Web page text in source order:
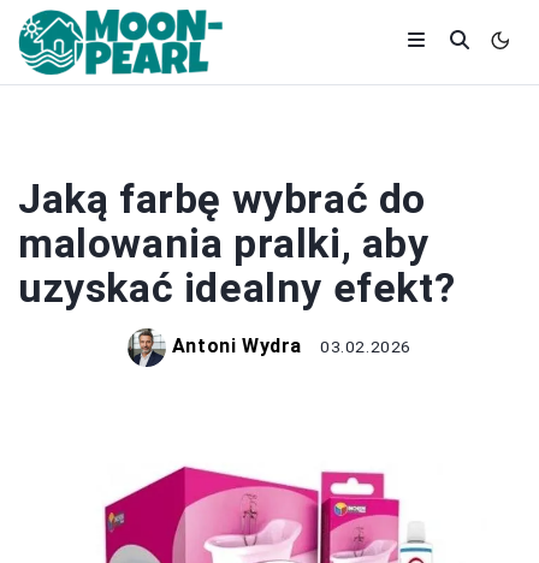
Jaką farbę wybrać do
malowania pralki, aby
uzyskać idealny efekt?
Antoni Wydra 03.02.2026